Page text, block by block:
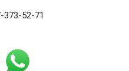
373-52-71